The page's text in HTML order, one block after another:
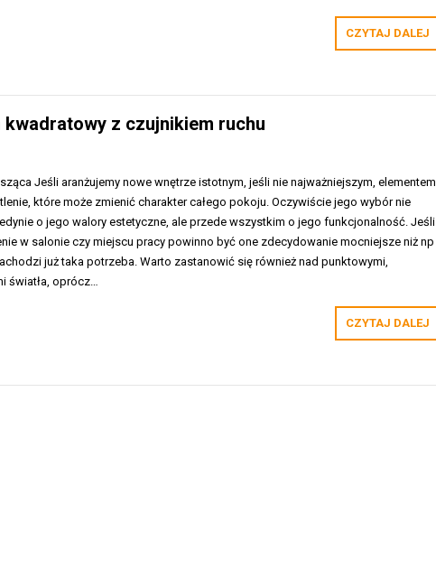
CZYTAJ DALEJ
z czujnikiem ruchu
Jeśli aranżujemy nowe wnętrze istotnym, jeśli nie najważniejszym, elementem
które może zmienić charakter całego pokoju. Oczywiście jego wybór nie
o jego walory estetyczne, ale przede wszystkim o jego funkcjonalność. Jeśli
w salonie czy miejscu pracy powinno być one zdecydowanie mocniejsze niż np
już taka potrzeba. Warto zastanowić się również nad punktowymi,
światła, oprócz…
CZYTAJ DALEJ